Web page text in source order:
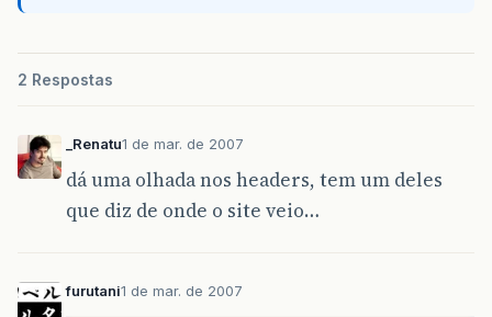
2 Respostas
_Renatu1 de mar. de 2007
dá uma olhada nos headers, tem um deles
que diz de onde o site veio…
furutani1 de mar. de 2007